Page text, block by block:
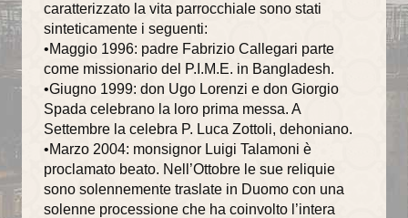
caratterizzato la vita parrocchiale sono stati
sinteticamente i seguenti:
•Maggio 1996: padre Fabrizio Callegari parte
come missionario del P.I.M.E. in Bangladesh.
•Giugno 1999: don Ugo Lorenzi e don Giorgio
Spada celebrano la loro prima messa. A
Settembre la celebra P. Luca Zottoli, dehoniano.
•Marzo 2004: monsignor Luigi Talamoni è
proclamato beato. Nell’Ottobre le sue reliquie
sono solennemente traslate in Duomo con una
solenne processione che ha coinvolto l’intera